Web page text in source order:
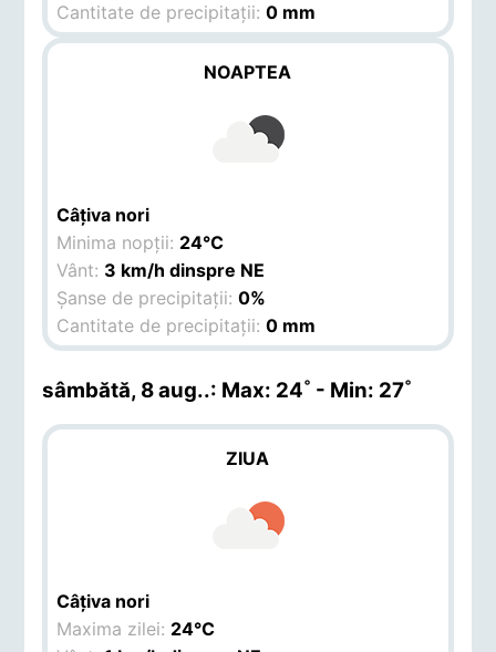
Cantitate de precipitații:0 mm
NOAPTEA
Câțiva nori
Minima nopții: 24°C
Vânt: 3 km/h dinspre NE
Șanse de precipitații:0%
Cantitate de precipitații:0 mm
sâmbătă, 8 aug..: Max: 24˚ - Min: 27˚
ZIUA
Câțiva nori
Maxima zilei: 24°C